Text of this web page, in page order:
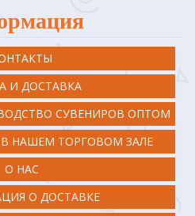
И ДОСТАВКА
СУВЕНИРОВ ОПТОМ
НАШЕМ ТОРГОВОМ ЗАЛЕ
О НАС
О ДОСТАВКЕ